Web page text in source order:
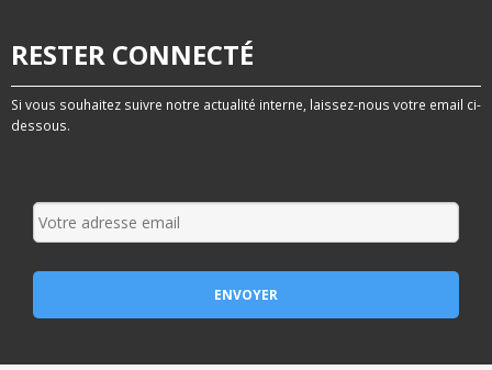
RESTER CONNECTÉ
Si vous souhaitez suivre notre actualité interne, laissez-nous votre email ci-
dessous.